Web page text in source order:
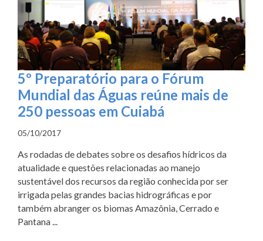
5º Preparatório para o Fórum
Mundial das Águas reúne mais de
250 pessoas em Cuiabá
05/10/2017
As rodadas de debates sobre os desafios hídricos da
atualidade e questões relacionadas ao manejo
sustentável dos recursos da região conhecida por ser
irrigada pelas grandes bacias hidrográficas e por
também abranger os biomas Amazônia, Cerrado e
Pantana ...